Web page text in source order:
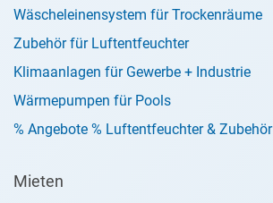
Wäscheleinensystem für Trockenräume
Zubehör für Luftentfeuchter
Klimaanlagen für Gewerbe + Industrie
Wärmepumpen für Pools
% Angebote % Luftentfeuchter & Zubehör
Mieten